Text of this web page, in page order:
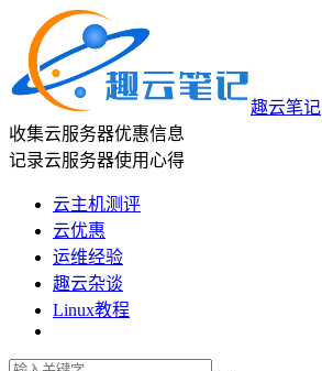
趣云笔记
收集云服务器优惠信息
记录云服务器使用心得
云主机测评
云优惠
运维经验
趣云杂谈
Linux教程